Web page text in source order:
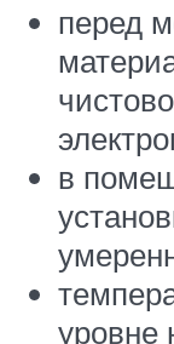
перед
в
уровне